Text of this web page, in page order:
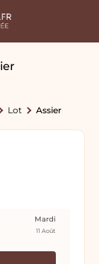
Lot Assier
Mardi
11 Août